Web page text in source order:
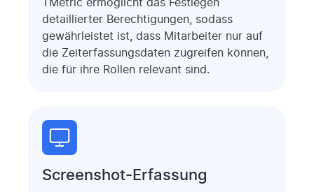
TMetric ermöglicht das Festlegen
detaillierter Berechtigungen, sodass
gewährleistet ist, dass Mitarbeiter nur auf
die Zeiterfassungsdaten zugreifen können,
die für ihre Rollen relevant sind.
Screenshot-Erfassung